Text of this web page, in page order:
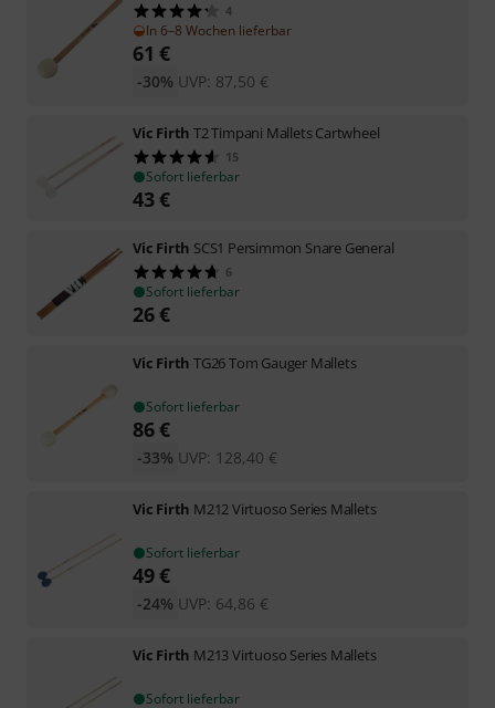
4
In 6–8 Wochen lieferbar
61 €
UVP: 87,50 €
-30%
Vic Firth T2 Timpani Mallets Cartwheel
15
Sofort lieferbar
43€
Vic Firth SCS1 Persimmon Snare General
6
Sofort lieferbar
26€
Vic Firth TG26 Tom Gauger Mallets
Sofort lieferbar
86€
UVP: 128,40 €
-33%
Vic Firth M212 Virtuoso Series Mallets
Sofort lieferbar
49€
UVP: 64,86 €
-24%
Vic Firth M213 Virtuoso Series Mallets
Sofort lieferbar